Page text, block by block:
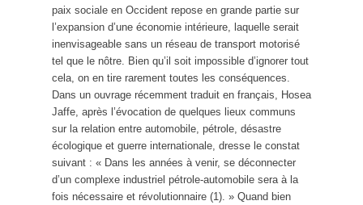
paix sociale en Occident repose en grande partie sur
l’expansion d’une économie intérieure, laquelle serait
inenvisageable sans un réseau de transport motorisé
tel que le nôtre. Bien qu’il soit impossible d’ignorer tout
cela, on en tire rarement toutes les conséquences.
Dans un ouvrage récemment traduit en français, Hosea
Jaffe, après l’évocation de quelques lieux communs
sur la relation entre automobile, pétrole, désastre
écologique et guerre internationale, dresse le constat
suivant : « Dans les années à venir, se déconnecter
d’un complexe industriel pétrole-automobile sera à la
fois nécessaire et révolutionnaire (1). » Quand bien